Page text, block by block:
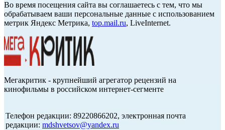
Во время посещения сайта вы соглашаетесь с тем, что мы
обрабатываем ваши персональные данные с использованием
метрик Яндекс Метрика, top.mail.ru, LiveInternet.
Мегакритик - крупнейший агрегатор рецензий на
кинофильмы в российском интернет-сегменте
Телефон редакции: 89220866202, электронная почта
редакции: mdshvetsov@yandex.ru